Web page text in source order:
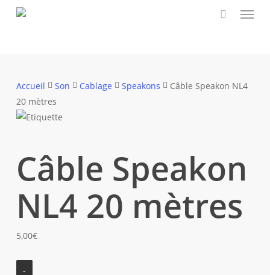
Menu
Accueil Son Cablage Speakons
Câble Speakon NL4
20 mètres
Câble Speakon
NL4 20 mètres
5,00€